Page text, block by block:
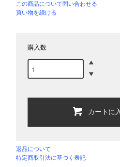
この商品について問い合わせる
買い物を続ける
購入数
カートに
返品について
特定商取引法に基づく表記